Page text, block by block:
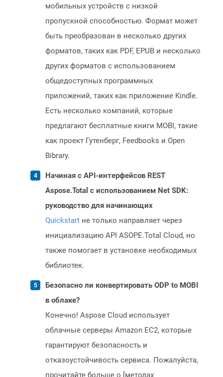
мобильных устройств с низкой
пропускной способностью. Формат может
быть преобразован в несколько других
форматов, таких как PDF, EPUB и несколько
других форматов с использованием
общедоступных программных
приложений, таких как приложение Kindle.
Есть несколько компаний, которые
предлагают бесплатные книги MOBI, такие
как проект Гутенберг, Feedbooks и Open
Bibrary.
Начиная с API-интерфейсов REST
Aspose.Total с использованием Net SDK:
руководство для начинающих
Quickstart не только направляет через
инициализацию API ASOPE.Total Cloud, но
также помогает в установке необходимых
библиотек.
Безопасно ли конвертировать ODP to MOBI
в облаке?
Конечно! Aspose Cloud использует
облачные серверы Amazon EC2, которые
гарантируют безопасность и
отказоустойчивость сервиса. Пожалуйста,
прочитайте больше о [методах